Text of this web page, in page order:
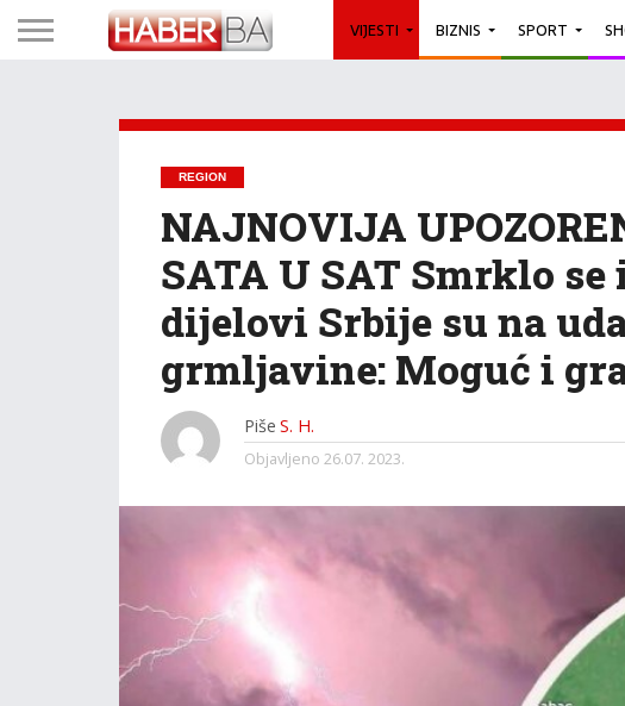
VIJESTI BIZNIS SPORT
REGION
NAJNOVIJA
SATA U SAT Smrklo
dijelovi Srbije su na
grmljavine: Moguć i
Piše S. H.
Objavljeno 26.07. 2023.